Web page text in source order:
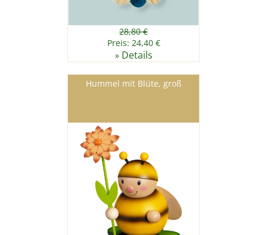
28,80 €
Preis: 24,40 €
» Details
Hummel mit Blüte, groß